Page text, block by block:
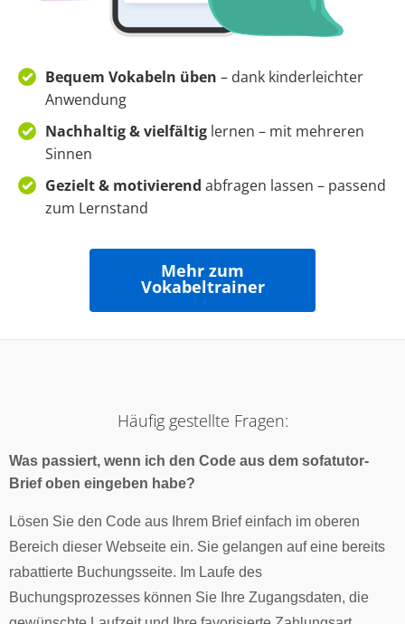
Bequem Vokabeln üben – dank kinderleichter
Anwendung
Nachhaltig & vielfältig lernen – mit mehreren
Sinnen
Gezielt & motivierend abfragen lassen – passend
zum Lernstand
Mehr zum
Vokabeltrainer
Häufig gestellte Fragen:
Was passiert, wenn ich den Code aus dem sofatutor-
Brief oben eingeben habe?
Lösen Sie den Code aus Ihrem Brief einfach im oberen
Bereich dieser Webseite ein. Sie gelangen auf eine bereits
rabattierte Buchungsseite. Im Laufe des
Buchungsprozesses können Sie Ihre Zugangsdaten, die